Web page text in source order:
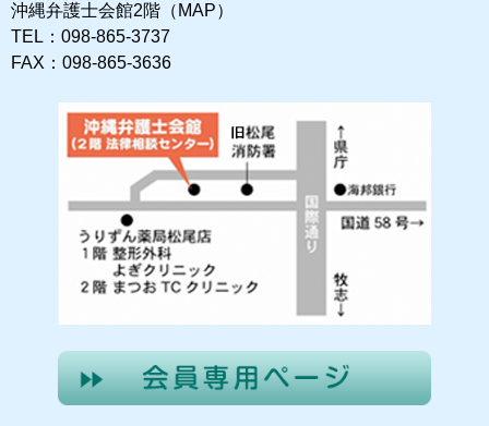
沖縄弁護士会館2階（MAP）
TEL：098-865-3737
FAX：098-865-3636